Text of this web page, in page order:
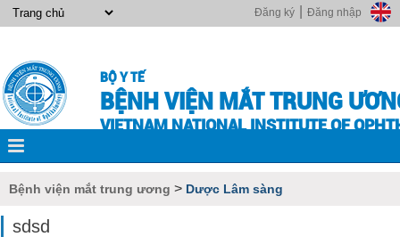
Đăng nhập
Đăng ký
BỘ Y TẾ
BỆNH VIỆN MẮT TRUNG
VIETNAM NATIONAL INSTITUTE OF
Bệnh viện mắt trung ương > Dược Lâm sàng
sdsd